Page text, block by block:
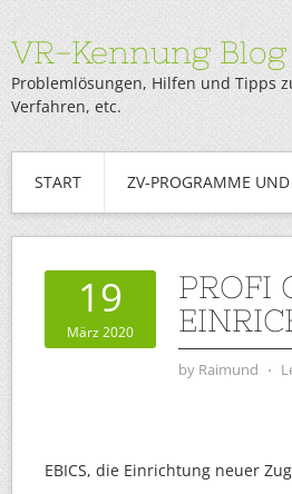
VR-Kennung Blog
Problemlösungen, Hilfen und Tipps
Verfahren, etc.
START ZV-PROGRAMME UND
19
März 2020
PROFI
by Raimund ⋅
EBICS, die Einrichtung neuer